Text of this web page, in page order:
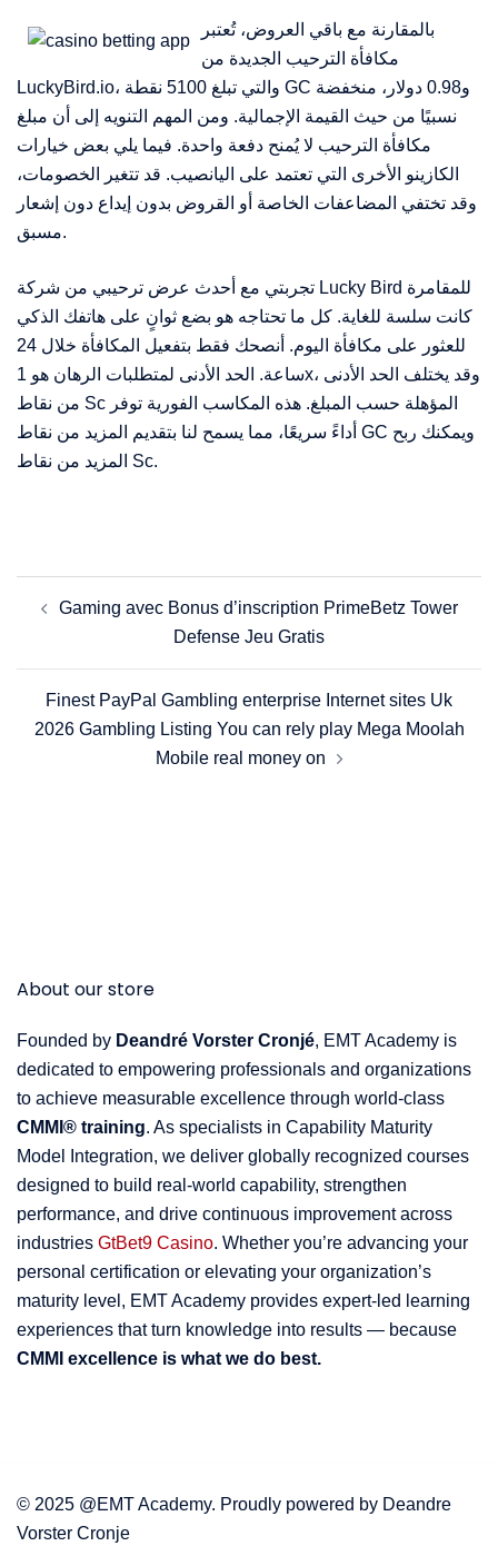
بالمقارنة مع باقي العروض، تُعتبر
مكافأة الترحيب الجديدة من
LuckyBird.io، والتي تبلغ 5100 نقطة GC و0.98 دولار، منخفضة
نسبيًا من حيث القيمة الإجمالية. ومن المهم التنويه إلى أن مبلغ
مكافأة الترحيب لا يُمنح دفعة واحدة. فيما يلي بعض خيارات
الكازينو الأخرى التي تعتمد على اليانصيب. قد تتغير الخصومات،
وقد تختفي المضاعفات الخاصة أو القروض بدون إيداع دون إشعار
مسبق.
تجربتي مع أحدث عرض ترحيبي من شركة Lucky Bird للمقامرة
كانت سلسة للغاية. كل ما تحتاجه هو بضع ثوانٍ على هاتفك الذكي
للعثور على مكافأة اليوم. أنصحك فقط بتفعيل المكافأة خلال 24
ساعة. الحد الأدنى لمتطلبات الرهان هو 1x، وقد يختلف الحد الأدنى
من نقاط Sc المؤهلة حسب المبلغ. هذه المكاسب الفورية توفر
أداءً سريعًا، مما يسمح لنا بتقديم المزيد من نقاط GC ويمكنك ربح
المزيد من نقاط Sc.
Post
navigation
Gaming avec Bonus d’inscription PrimeBetz Tower
Defense Jeu Gratis
Finest PayPal Gambling enterprise Internet sites Uk
2026 Gambling Listing You can rely play Mega Moolah
Mobile real money on
About our store
Founded by Deandré Vorster Cronjé, EMT Academy is
dedicated to empowering professionals and organizations
to achieve measurable excellence through world-class
CMMI® training. As specialists in Capability Maturity
Model Integration, we deliver globally recognized courses
designed to build real-world capability, strengthen
performance, and drive continuous improvement across
industries GtBet9 Casino. Whether you’re advancing your
personal certification or elevating your organization’s
maturity level, EMT Academy provides expert-led learning
experiences that turn knowledge into results — because
CMMI excellence is what we do best.
© 2025 @EMT Academy. Proudly powered by Deandre
Vorster Cronje